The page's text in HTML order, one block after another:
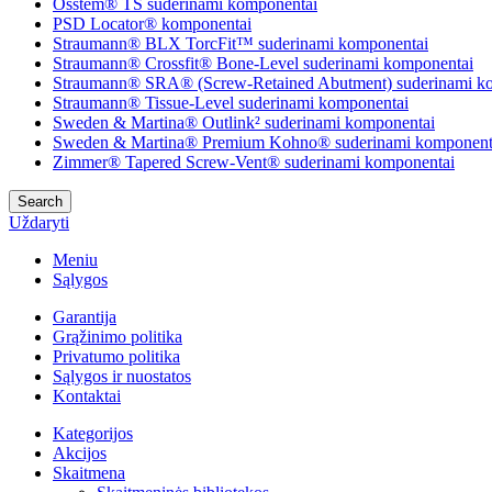
PSD Locator® komponentai
Straumann® BLX TorcFit™ suderinami komponentai
Straumann® Crossfit® Bone-Level suderinami komponentai
Straumann® SRA® (Screw-Retained Abutment) suderinami
Straumann® Tissue-Level suderinami komponentai
Sweden & Martina® Outlink² suderinami komponentai
Sweden & Martina® Premium Kohno® suderinami
Zimmer® Tapered Screw-Vent® suderinami komponentai
Search
Uždaryti
Meniu
Sąlygos
Garantija
Grąžinimo politika
Privatumo politika
Sąlygos ir nuostatos
Kontaktai
Kategorijos
Akcijos
Skaitmena